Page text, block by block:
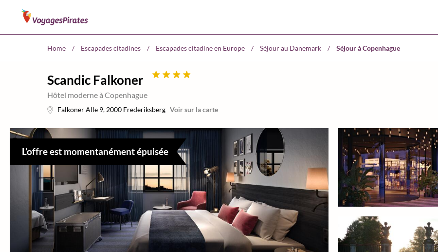
Home / Escapades citadines / Escapades citadine en Europe / Séjour au Danemark / Séjour à Copenhague
Scandic Falkoner
Hôtel moderne à Copenhague
Falkoner Alle 9, 2000 Frederiksberg Voir sur la carte
L’offre est momentanément épuisée